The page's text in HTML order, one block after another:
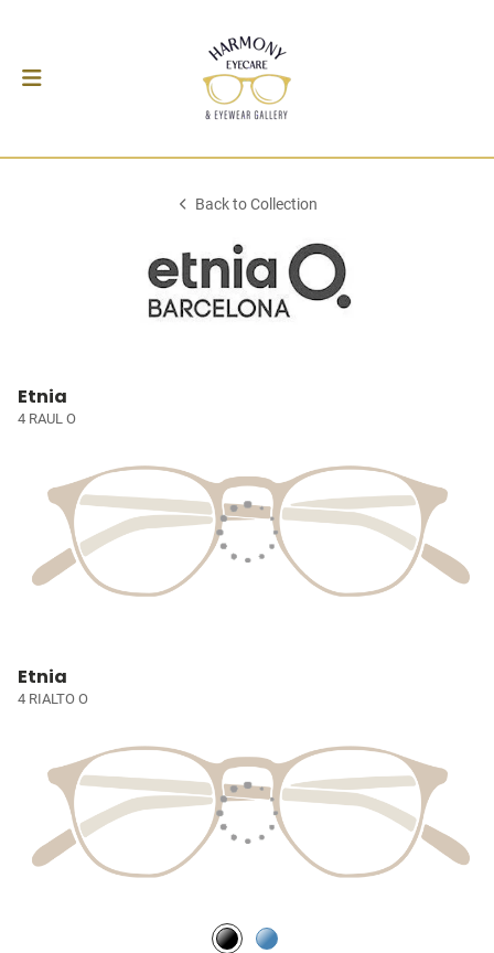
Back to Collection
Etnia
4 RAUL O
Etnia
4 RIALTO O